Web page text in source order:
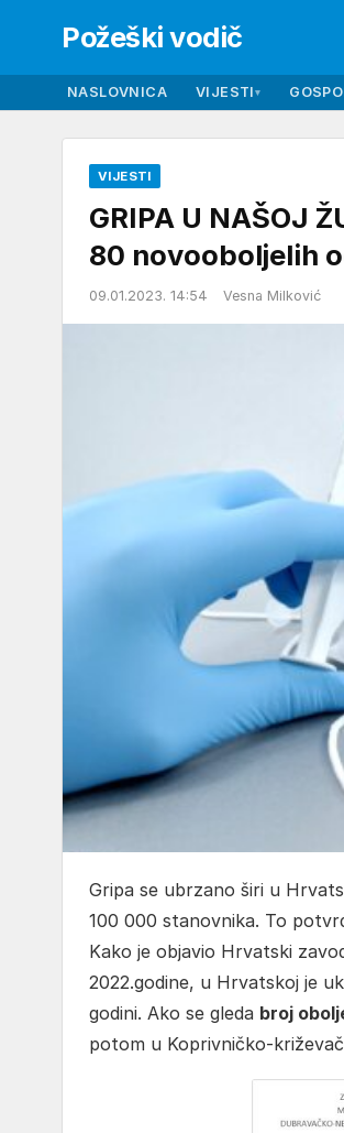
Požeški vodič
NASLOVNICA VIJESTI▾
VIJESTI
GRIPA U NAŠOJ
80 novooboljelih
09.01.2023. 14:54 Vesna Milković
Gripa se ubrzano širi u
100 000 stanovnika. To
Kako je objavio Hrvatski
2022.godine, u Hrvatskoj je
godini. Ako se gleda broj
potom u Koprivničko-